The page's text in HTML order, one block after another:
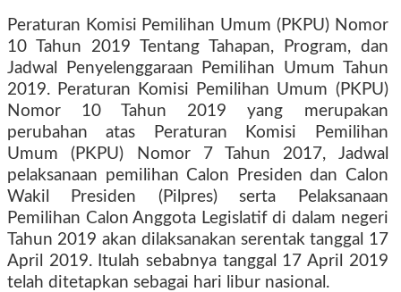
Peraturan Komisi Pemilihan Umum (PKPU) Nomor
10 Tahun 2019 Tentang Tahapan, Program, dan
Jadwal Penyelenggaraan Pemilihan Umum Tahun
2019. Peraturan Komisi Pemilihan Umum (PKPU)
Nomor 10 Tahun 2019 yang merupakan
perubahan atas Peraturan Komisi Pemilihan
Umum (PKPU) Nomor 7 Tahun 2017, Jadwal
pelaksanaan pemilihan Calon Presiden dan Calon
Wakil Presiden (Pilpres) serta Pelaksanaan
Pemilihan Calon Anggota Legislatif di dalam negeri
Tahun 2019 akan dilaksanakan serentak tanggal 17
April 2019. Itulah sebabnya tanggal 17 April 2019
telah ditetapkan sebagai hari libur nasional.